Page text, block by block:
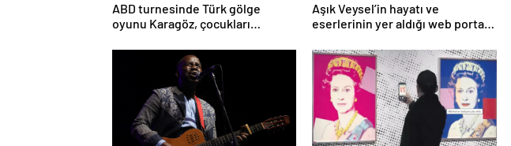
ABD turnesinde Türk gölge
oyunu Karagöz, çocukları
Aşık Veysel’in hayatı ve
eserlerinin yer aldığı web portalı